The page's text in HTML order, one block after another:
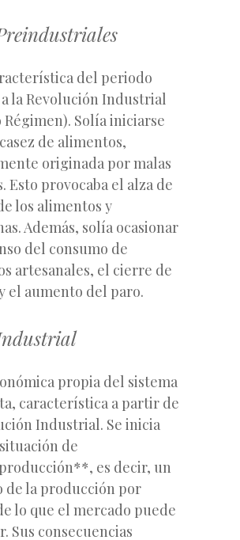
del periodo
la Revolución Industrial
Solía iniciarse
de alimentos,
originada por malas
Esto provocaba el alza de
los alimentos y
Además, solía ocasionar
del consumo de
artesanales, el cierre de
el aumento del paro.
propia del sistema
característica a partir de
Industrial. Se inicia
de
es decir, un
de la producción por
lo que el mercado puede
Sus consecuencias